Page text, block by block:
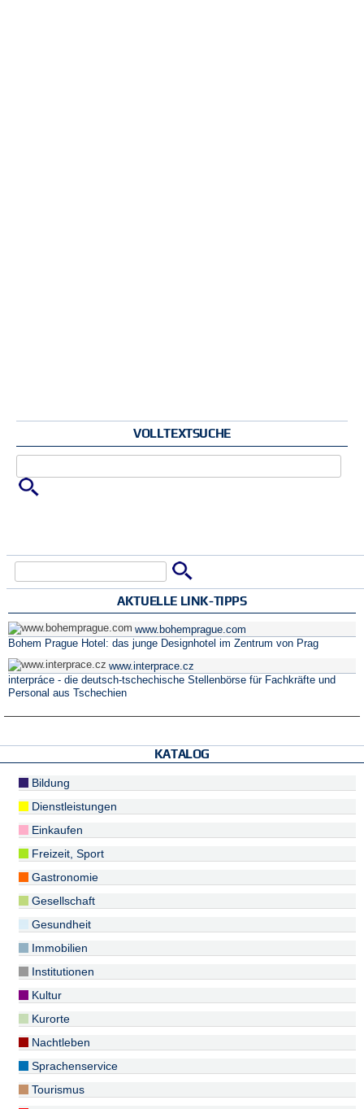
VOLLTEXTSUCHE
Suchformular
AKTUELLE LINK-TIPPS
www.bohemprague.com
Bohem Prague Hotel: das junge Designhotel im Zentrum von Prag
www.interprace.cz
interpráce - die deutsch-tschechische Stellenbörse für Fachkräfte und
Personal aus Tschechien
KATALOG
Bildung
Dienstleistungen
Einkaufen
Freizeit, Sport
Gastronomie
Gesellschaft
Gesundheit
Immobilien
Institutionen
Kultur
Kurorte
Nachtleben
Sprachenservice
Tourismus